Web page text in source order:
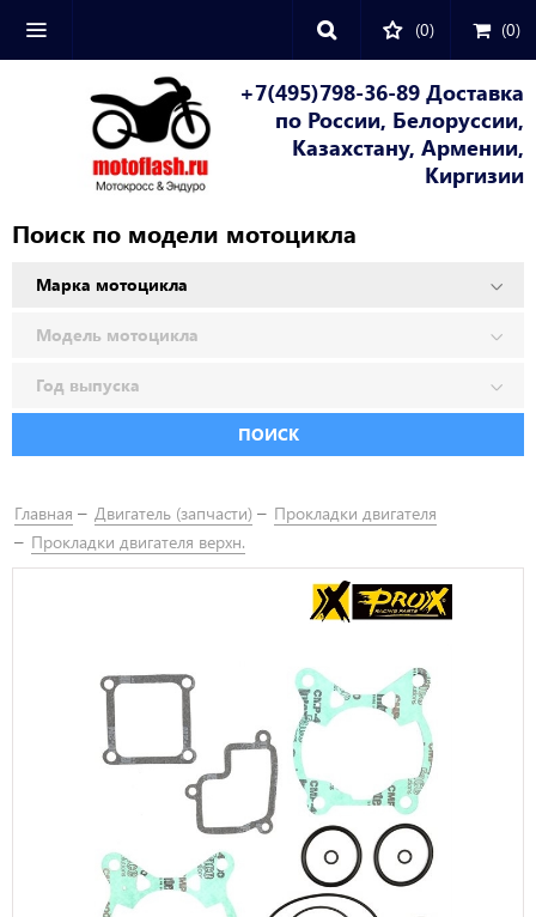
(0) (0)
+7(495)798-36-89 Доставка
по России, Белоруссии,
Казахстану, Армении,
Киргизии
Поиск по модели мотоцикла
ПОИСК
Главная Двигатель (запчасти)
Прокладки двигателя
Прокладки двигателя верхн.